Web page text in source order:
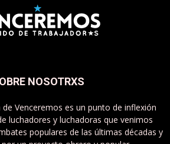
NOSOTRXS
Venceremos es un punto de inflexión
luchadores y luchadoras que venimos
populares de las últimas décadas y